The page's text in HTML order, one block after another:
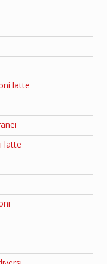
latte
latte